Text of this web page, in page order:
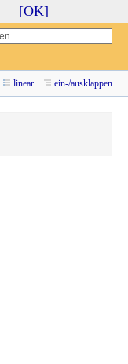
Login
linear ein-/ausklappen
[OK]